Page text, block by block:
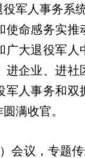
军人事务系
使命感务实
广大退役军
进企业、进
军人事务和
满收官。
会议，专题